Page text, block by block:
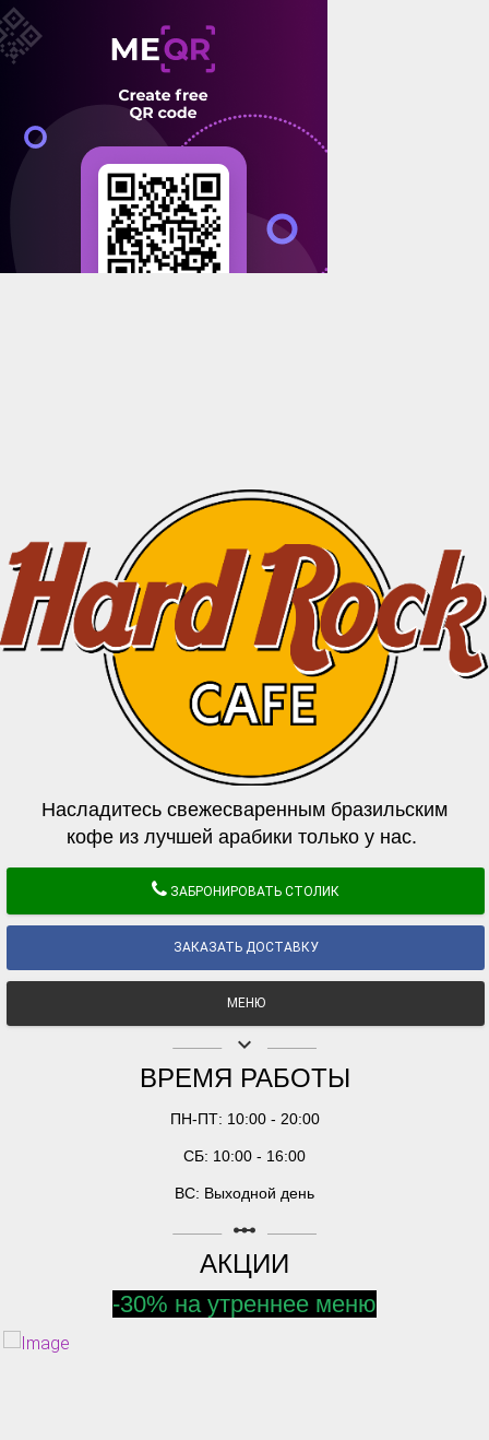
Насладитесь свежесваренным бразильским
кофе из лучшей арабики только у нас.
ЗАБРОНИРОВАТЬ СТОЛИК
ЗАКАЗАТЬ ДОСТАВКУ
МЕНЮ
keyboard_arrow_down
ВРЕМЯ РАБОТЫ
ПН-ПТ: 10:00 - 20:00
СБ: 10:00 - 16:00
ВС: Выходной день
linear_scale
АКЦИИ
-30% на утреннее меню